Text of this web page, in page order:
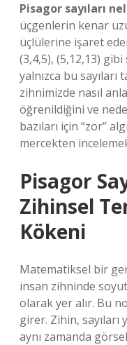
Pisagor sayıları
üçgenlerin kenar
üçlülerine işaret
(3,4,5), (5,12,13) gibi
yalnızca bu sayıları
zihnimizde nasıl
öğrenildiğini ve
bazıları için “zor”
mercekten
Pisagor
Zihinsel
Kökeni
Matematiksel bir
insan zihninde
olarak yer alır. Bu
girer. Zihin, sayıları
aynı zamanda